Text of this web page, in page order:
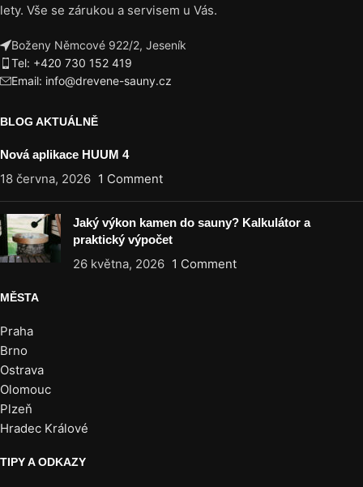
lety. Vše se zárukou a servisem u Vás.
Boženy Němcové 922/2, Jeseník
Tel: +420 730 152 419
Email: info@drevene-sauny.cz
BLOG AKTUÁLNĚ
Nová aplikace HUUM 4
18 června, 2026 1 Comment
Jaký výkon kamen do sauny? Kalkulátor a
praktický výpočet
26 května, 2026 1 Comment
MĚSTA
Praha
Brno
Ostrava
Olomouc
Plzeň
Hradec Králové
TIPY A ODKAZY